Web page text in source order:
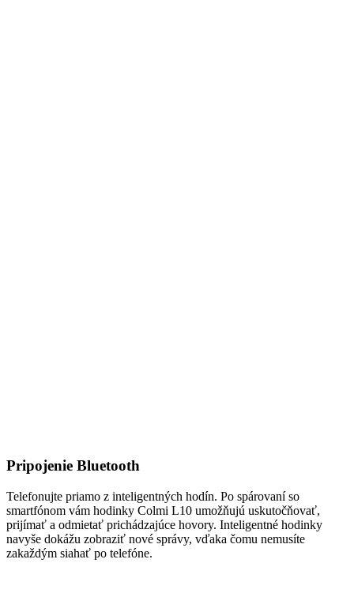
Pripojenie Bluetooth
Telefonujte priamo z inteligentných hodín. Po spárovaní so
smartfónom vám hodinky Colmi L10 umožňujú uskutočňovať,
prijímať a odmietať prichádzajúce hovory. Inteligentné hodinky
navyše dokážu zobraziť nové správy, vďaka čomu nemusíte
zakaždým siahať po telefóne.